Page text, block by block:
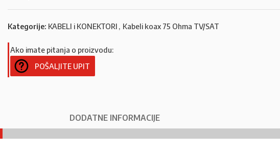
Kategorije: KABELI i KONEKTORI , Kabeli koax 75 Ohma TV/SAT
Ako imate pitanja o proizvodu:
POŠALJITE UPIT
DODATNE INFORMACIJE